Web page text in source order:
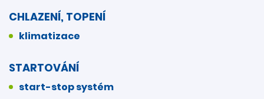
CHLAZENÍ, TOPENÍ
klimatizace
STARTOVÁNÍ
start-stop systém